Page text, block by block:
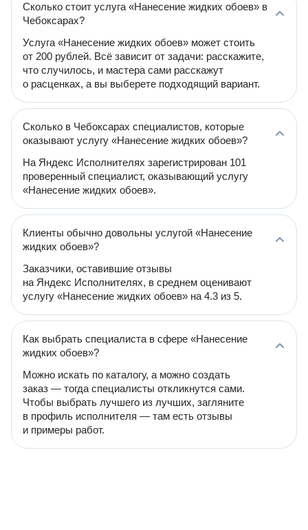
Сколько стоит услуга «Нанесение жидких обоев» в
Чебоксарах?
Услуга «Нанесение жидких обоев» может стоить
от 200 рублей. Всё зависит от задачи: расскажите,
что случилось, и мастера сами расскажут
о расценках, а вы выберете подходящий вариант.
Сколько в Чебоксарах специалистов, которые
оказывают услугу «Нанесение жидких обоев»?
На Яндекс Исполнителях зарегистрирован 101
проверенный специалист, оказывающий услугу
«Нанесение жидких обоев».
Клиенты обычно довольны услугой «Нанесение
жидких обоев»?
Заказчики, оставившие отзывы
на Яндекс Исполнителях, в среднем оценивают
услугу «Нанесение жидких обоев» на 4.3 из 5.
Как выбрать специалиста в сфере «Нанесение
жидких обоев»?
Можно искать по каталогу, а можно создать
заказ — тогда специалисты откликнутся сами.
Чтобы выбрать лучшего из лучших, загляните
в профиль исполнителя — там есть отзывы
и примеры работ.